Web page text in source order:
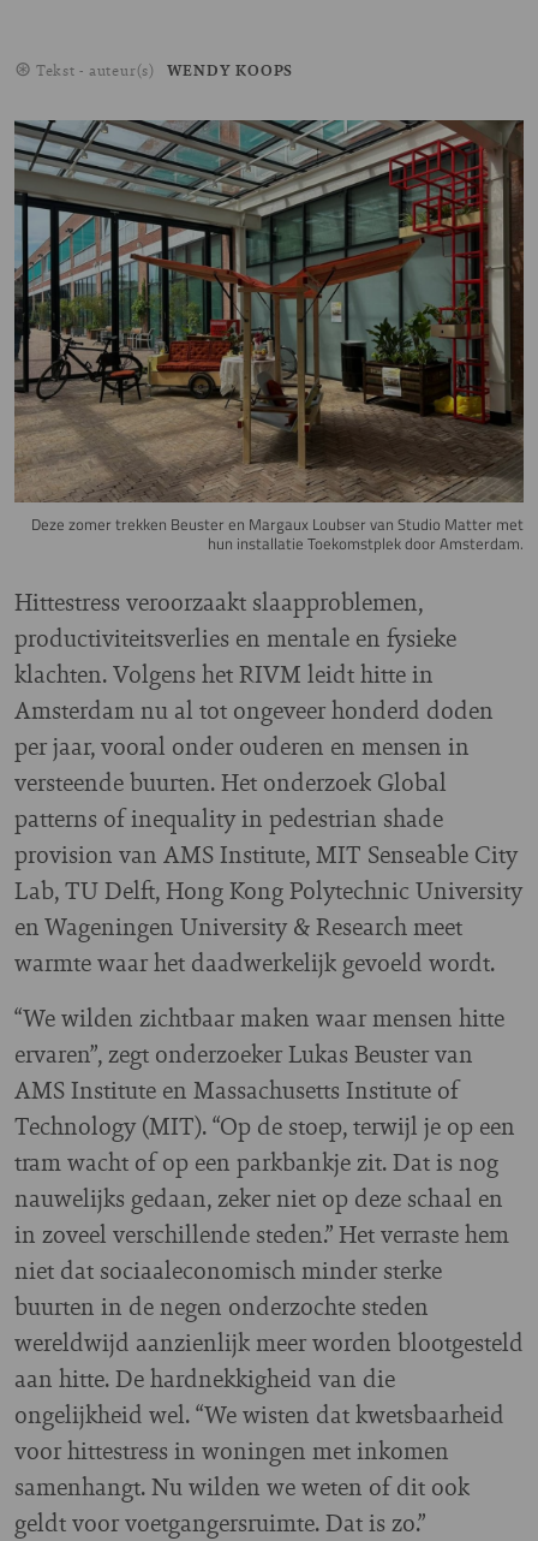
Tekst - auteur(s) WENDY KOOPS
Image
Deze zomer trekken Beuster en Margaux Loubser van Studio Matter met
hun installatie Toekomstplek door Amsterdam.
Hittestress veroorzaakt slaapproblemen,
productiviteitsverlies en mentale en fysieke
klachten. Volgens het RIVM leidt hitte in
Amsterdam nu al tot ongeveer honderd doden
per jaar, vooral onder ouderen en mensen in
versteende buurten. Het onderzoek Global
patterns of inequality in pedestrian shade
provision van AMS Institute, MIT Senseable City
Lab, TU Delft, Hong Kong Polytechnic University
en Wageningen University & Research meet
warmte waar het daadwerkelijk gevoeld wordt.
“We wilden zichtbaar maken waar mensen hitte
ervaren”, zegt onderzoeker Lukas Beuster van
AMS Institute en Massachusetts Institute of
Technology (MIT). “Op de stoep, terwijl je op een
tram wacht of op een parkbankje zit. Dat is nog
nauwelijks gedaan, zeker niet op deze schaal en
in zoveel verschillende steden.” Het verraste hem
niet dat sociaaleconomisch minder sterke
buurten in de negen onderzochte steden
wereldwijd aanzienlijk meer worden blootgesteld
aan hitte. De hardnekkigheid van die
ongelijkheid wel. “We wisten dat kwetsbaarheid
voor hittestress in woningen met inkomen
samenhangt. Nu wilden we weten of dit ook
geldt voor voetgangersruimte. Dat is zo.”